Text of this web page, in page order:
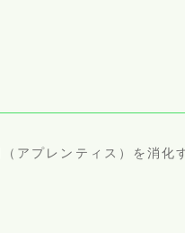
プレンティス）を消化